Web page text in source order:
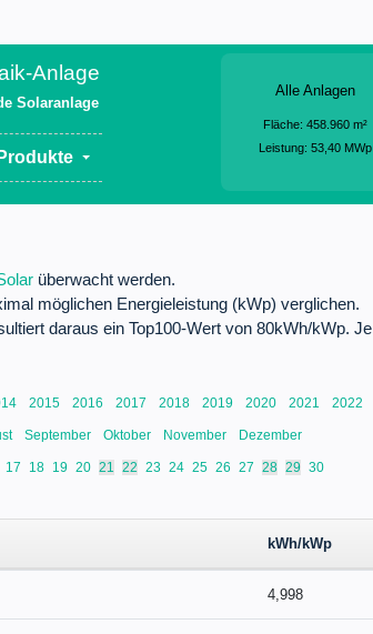
Anlage
Solaranlage
Alle Anlagen
Fläche: 458.960m²
Leistung: 53,40MWp
überwacht werden.
möglichen Energieleistung (kWp) verglichen.
daraus ein Top100-Wert von 80kWh/kWp. Je
2015 2016 2017 2018 2019 2020 2021 2022
September Oktober November Dezember
17 18 19 20 21 22 23 24 25 26 27 28 29 30
kWh/kWp
4,998